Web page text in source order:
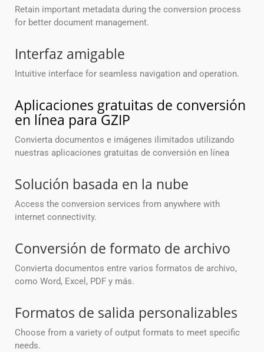
Retain important metadata during the conversion process
for better document management.
Interfaz amigable
Intuitive interface for seamless navigation and operation.
Aplicaciones gratuitas de conversión
en línea para GZIP
Convierta documentos e imágenes ilimitados utilizando
nuestras aplicaciones gratuitas de conversión en línea
Solución basada en la nube
Access the conversion services from anywhere with
internet connectivity.
Conversión de formato de archivo
Convierta documentos entre varios formatos de archivo,
como Word, Excel, PDF y más.
Formatos de salida personalizables
Choose from a variety of output formats to meet specific
needs.